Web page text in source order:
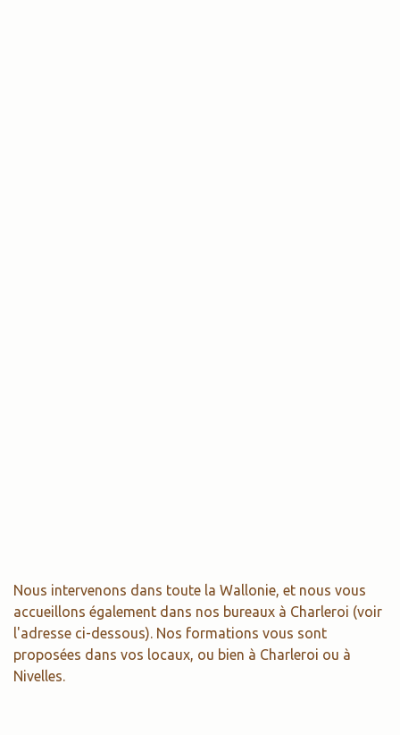
Nous intervenons dans toute la Wallonie, et nous vous
accueillons également dans nos bureaux à Charleroi (voir
l'adresse ci-dessous). Nos formations vous sont
proposées dans vos locaux, ou bien à Charleroi ou à
Nivelles.